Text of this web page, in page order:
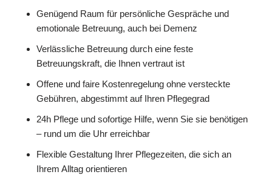
Genügend Raum für persönliche Gespräche und
emotionale Betreuung, auch bei Demenz
Verlässliche Betreuung durch eine feste
Betreuungskraft, die Ihnen vertraut ist
Offene und faire Kostenregelung ohne versteckte
Gebühren, abgestimmt auf Ihren Pflegegrad
24h Pflege und sofortige Hilfe, wenn Sie sie benötigen
– rund um die Uhr erreichbar
Flexible Gestaltung Ihrer Pflegezeiten, die sich an
Ihrem Alltag orientieren